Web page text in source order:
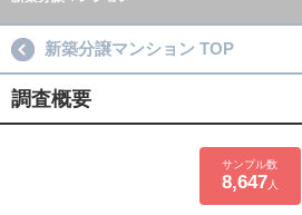
新築分譲マンション TOP
調査概要
サンプル数
8,647 人